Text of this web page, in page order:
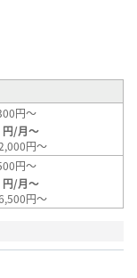
円～
円/月～
円～
円～
円/月～
円～